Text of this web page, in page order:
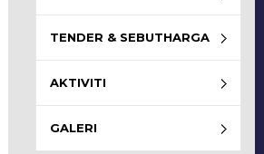
TENDER & SEBUTHARGA
AKTIVITI
GALERI